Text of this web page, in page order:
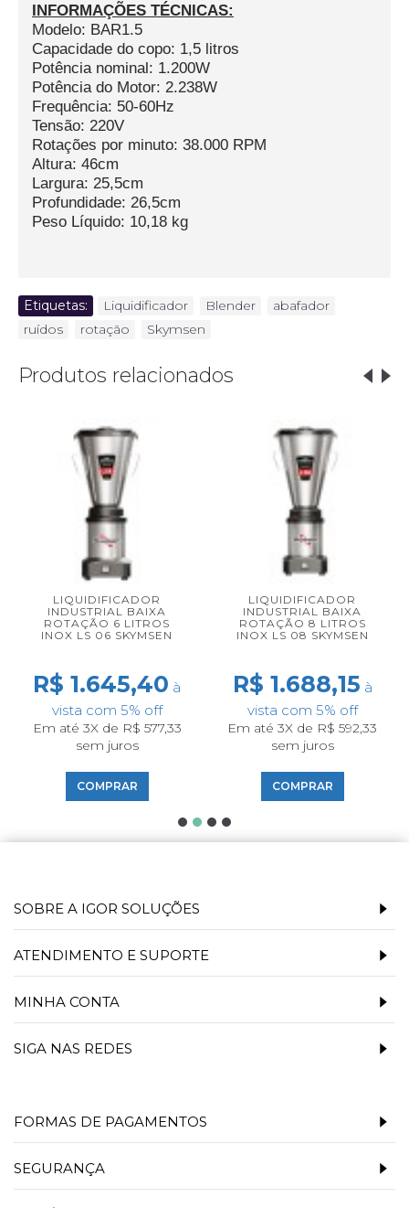
INFORMAÇÕES TÉCNICAS:
Modelo: BAR1.5
Capacidade do copo: 1,5 litros
Potência nominal: 1.200W
Potência do Motor: 2.238W
Frequência: 50-60Hz
Tensão: 220V
Rotações por minuto: 38.000 RPM
Altura: 46cm
Largura: 25,5cm
Profundidade: 26,5cm
Peso Líquido: 10,18 kg
Etiquetas: Liquidificador Blender abafador
ruídos
rotação Skymsen
Produtos relacionados
LIQUIDIFICADOR
INDUSTRIAL BAIXA
ROTAÇÃO 6 LITROS
INOX LS 06 SKYMSEN
R$ 1.645,40 à
vista com 5% off
Em até 3X de R$ 577,33
sem juros
COMPRAR
LIQUIDIFICADOR
INDUSTRIAL BAIXA
ROTAÇÃO 8 LITROS
INOX LS 08 SKYMSEN
R$ 1.688,15 à
vista com 5% off
Em até 3X de R$ 592,33
sem juros
COMPRAR
SOBRE A IGOR SOLUÇÕES
ATENDIMENTO E SUPORTE
MINHA CONTA
SIGA NAS REDES
FORMAS DE PAGAMENTOS
SEGURANÇA